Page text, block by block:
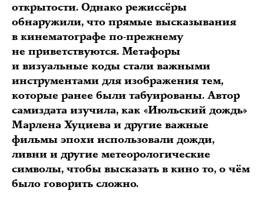
открытости. Однако режиссёры
обнаружили, что прямые высказывания
в кинематографе по-прежнему
не приветствуются. Метафоры
и визуальные коды стали важными
инструментами для изображения тем,
которые ранее были табуированы. Автор
самиздата изучила, как «Июльский дождь»
Марлена Хуциева и другие важные
фильмы эпохи использовали дожди,
ливни и другие метеорологические
символы, чтобы высказать в кино то, о чём
было говорить сложно.